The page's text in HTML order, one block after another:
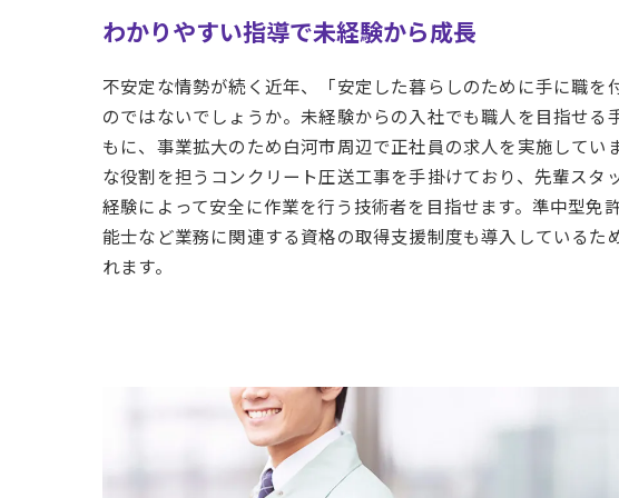
わかりやすい指導で未経験から成長
不安定な情勢が続く近年、「安定した暮らしのために手に職を
のではないでしょうか。未経験からの入社でも職人を目指せる
もに、事業拡大のため白河市周辺で正社員の求人を実施してい
な役割を担うコンクリート圧送工事を手掛けており、先輩スタ
経験によって安全に作業を行う技術者を目指せます。準中型免
能士など業務に関連する資格の取得支援制度も導入しているた
れます。